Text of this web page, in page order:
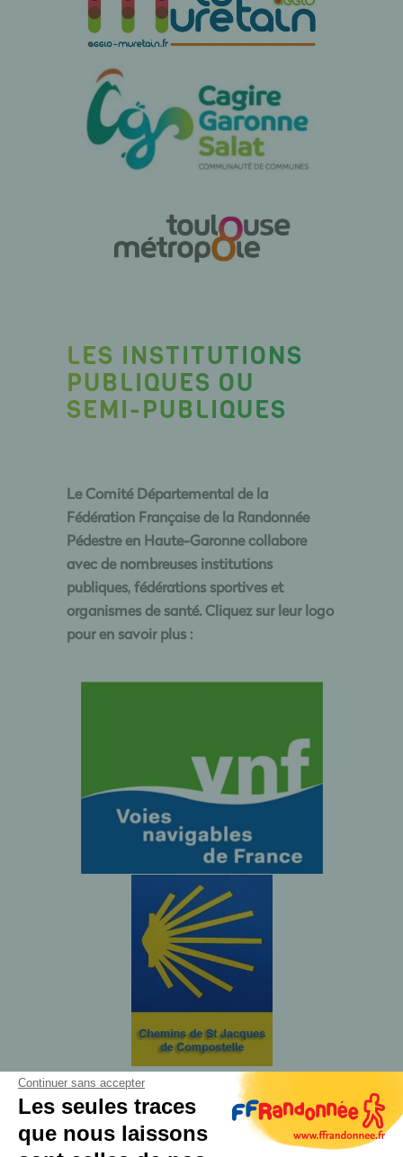
LES INSTITUTIONS
PUBLIQUES OU
SEMI-PUBLIQUES
Le Comité Départemental de la
Fédération Française de la Randonnée
Pédestre en Haute-Garonne collabore
avec de nombreuses institutions
publiques, fédérations sportives et
organismes de santé. Cliquez sur leur logo
pour en savoir plus :
Continuer sans accepter
Les seules traces
que nous laissons